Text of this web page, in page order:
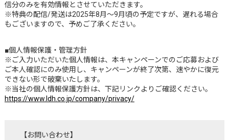
信分のみを有効情報とさせていただきます。
※特典の配信/発送は2025年8月～9月頃の予定ですが、遅れる場合
もございますので、予めご了承ください。
■個人情報保護・管理方針
※ご入力いただいた個人情報は、本キャンペーンでのご応募および
ご本人確認にのみ使用し、キャンペーンが終了次第、速やかに復元
できない形で破棄いたします。
※当社の個人情報保護方針は、下記リンクよりご確認ください。
https://www.ldh.co.jp/company/privacy/
【お問い合わせ】